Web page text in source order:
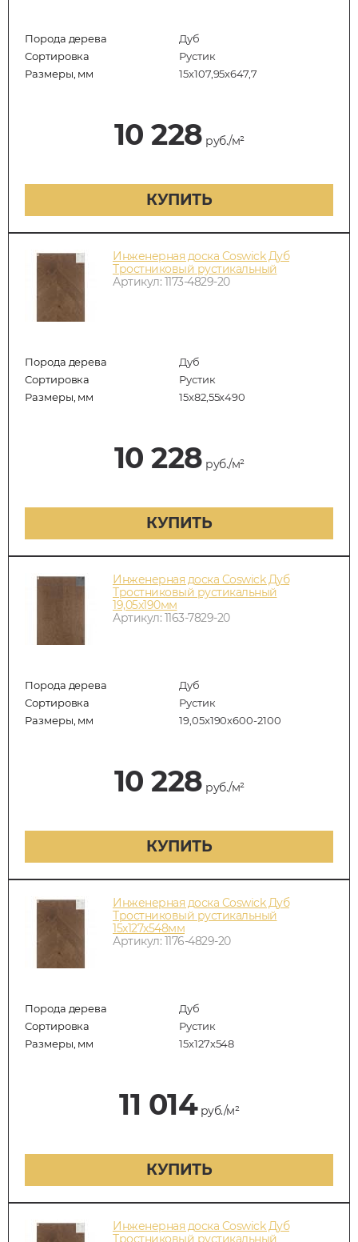
Порода дерева
Дуб
Сортировка
Рустик
Размеры, мм
15х107,95х647,7
10 228 руб./м²
КУПИТЬ
Инженерная доска Coswick Дуб
Тростниковый рустикальный
Артикул: 1173-4829-20
Порода дерева
Дуб
Сортировка
Рустик
Размеры, мм
15x82,55x490
10 228 руб./м²
КУПИТЬ
Инженерная доска Coswick Дуб
Тростниковый рустикальный
19,05х190мм
Артикул: 1163-7829-20
Порода дерева
Дуб
Сортировка
Рустик
Размеры, мм
19,05x190x600-2100
10 228 руб./м²
КУПИТЬ
Инженерная доска Coswick Дуб
Тростниковый рустикальный
15х127х548мм
Артикул: 1176-4829-20
Порода дерева
Дуб
Сортировка
Рустик
Размеры, мм
15х127х548
11 014руб./м²
КУПИТЬ
Инженерная доска Coswick Дуб
Тростниковый рустикальный